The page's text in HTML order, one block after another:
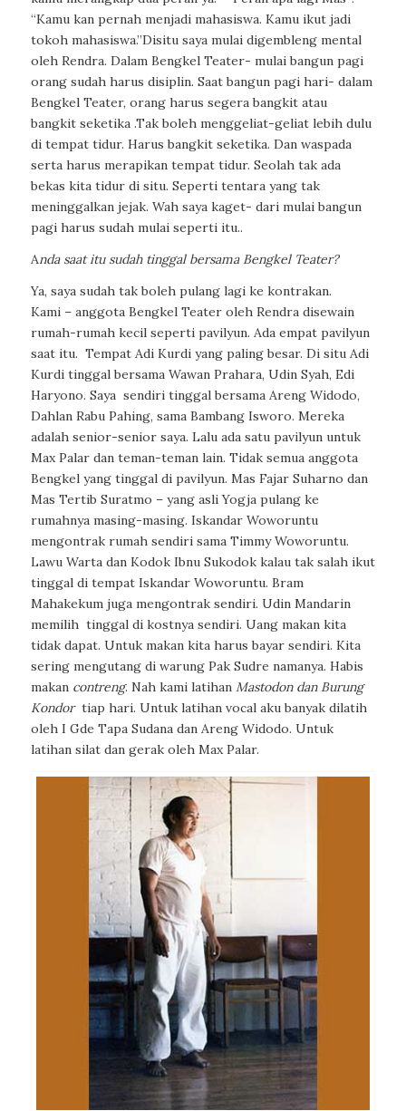
“Kamu kan pernah menjadi mahasiswa. Kamu ikut jadi
tokoh mahasiswa.”Disitu saya mulai digembleng mental
oleh Rendra. Dalam Bengkel Teater- mulai bangun pagi
orang sudah harus disiplin. Saat bangun pagi hari- dalam
Bengkel Teater, orang harus segera bangkit atau
bangkit seketika .Tak boleh menggeliat-geliat lebih dulu
di tempat tidur. Harus bangkit seketika. Dan waspada
serta harus merapikan tempat tidur. Seolah tak ada
bekas kita tidur di situ. Seperti tentara yang tak
meninggalkan jejak. Wah saya kaget- dari mulai bangun
pagi harus sudah mulai seperti itu..
Anda saat itu sudah tinggal bersama Bengkel Teater?
Ya, saya sudah tak boleh pulang lagi ke kontrakan.
Kami – anggota Bengkel Teater oleh Rendra disewain
rumah-rumah kecil seperti pavilyun. Ada empat pavilyun
saat itu. Tempat Adi Kurdi yang paling besar. Di situ Adi
Kurdi tinggal bersama Wawan Prahara, Udin Syah, Edi
Haryono. Saya sendiri tinggal bersama Areng Widodo,
Dahlan Rabu Pahing, sama Bambang Isworo. Mereka
adalah senior-senior saya. Lalu ada satu pavilyun untuk
Max Palar dan teman-teman lain. Tidak semua anggota
Bengkel yang tinggal di pavilyun. Mas Fajar Suharno dan
Mas Tertib Suratmo – yang asli Yogja pulang ke
rumahnya masing-masing. Iskandar Woworuntu
mengontrak rumah sendiri sama Timmy Woworuntu.
Lawu Warta dan Kodok Ibnu Sukodok kalau tak salah ikut
tinggal di tempat Iskandar Woworuntu. Bram
Mahakekum juga mengontrak sendiri. Udin Mandarin
memilih tinggal di kostnya sendiri. Uang makan kita
tidak dapat. Untuk makan kita harus bayar sendiri. Kita
sering mengutang di warung Pak Sudre namanya. Habis
makan contreng. Nah kami latihan Mastodon dan Burung
Kondor tiap hari. Untuk latihan vocal aku banyak dilatih
oleh I Gde Tapa Sudana dan Areng Widodo. Untuk
latihan silat dan gerak oleh Max Palar.